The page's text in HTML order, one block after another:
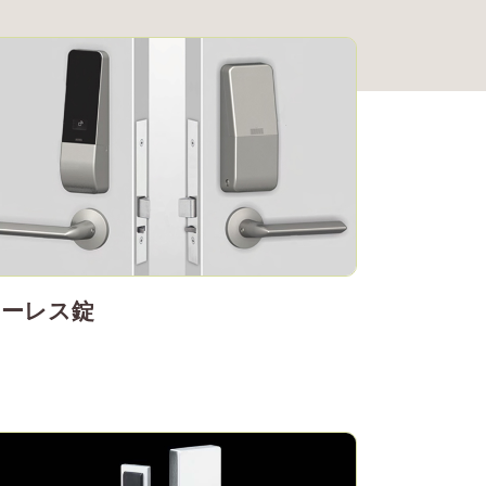
レス錠